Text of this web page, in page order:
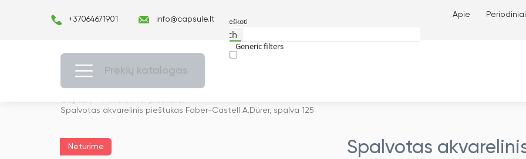
+37064671901 info@capsule.lt
Search
Generic filters
Apie
Prekių katalogas
Capsulė Akvareliniai pieštukai
Spalvotas akvarelinis pieštukas Faber-Castell A.Dürer, spalva 125
Neturime
Spalvotas